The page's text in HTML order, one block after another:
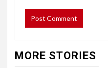
MORE STORIES